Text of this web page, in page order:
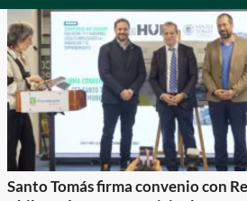
Santo Tomás firma convenio con